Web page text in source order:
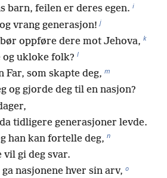
barn, feilen er deres egen. i
vrang generasjon! j
oppføre dere mot Jehova, k
ukloke folk? l
Far, som skapte deg, m
og gjorde deg til en nasjon?
tidligere generasjoner levde.
han kan fortelle deg, n
vil gi deg svar.
nasjonene hver sin arv, o